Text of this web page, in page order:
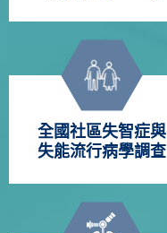
全國社區失智症與
失能流行病學調查